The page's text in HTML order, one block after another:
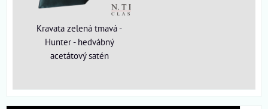
Kravata zelená tmavá -
Hunter - hedvábný
acetátový satén